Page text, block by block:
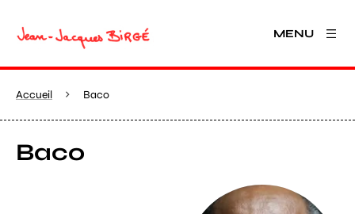
MENU
Accueil Baco
Baco
Agrandir